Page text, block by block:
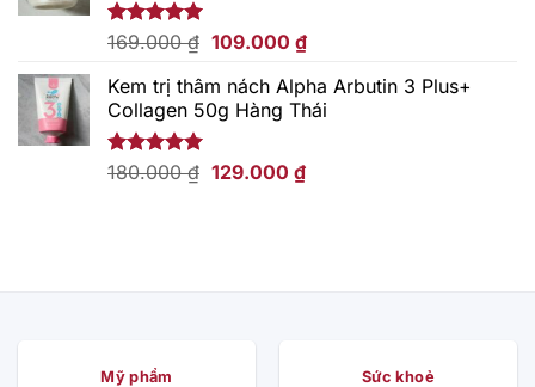
Được xếp
5 sao
169.000₫ Giá
là:
169.000 ₫.
109.000 ₫Giá
tại
là:
Kem trị thâm nách Alpha Arbutin 3 Plus+
Collagen 50g Hàng Thái
Được xếp
180.000₫ Giá
129.000 ₫Giá
Mỹ phẩm Sức khoẻ